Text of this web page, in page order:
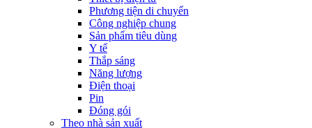
Phương tiện di chuyển
Công nghiệp chung
Sản phẩm tiêu dùng
Y tế
Thắp sáng
Năng lượng
Điện thoại
Pin
Đóng gói
Theo nhà sản xuất